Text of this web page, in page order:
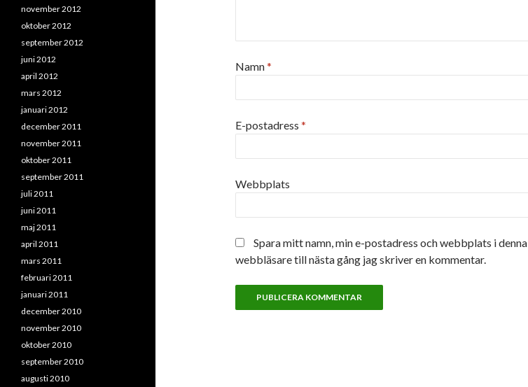
Namn*
E-postadress *
Webbplats
Spara mitt namn, min e-postadress och webbplats i denna
webbläsare till nästa gång jag skriver en kommentar.
november 2012
oktober 2012
september 2012
juni 2012
april 2012
mars 2012
januari 2012
december 2011
november 2011
oktober 2011
september 2011
juli 2011
juni 2011
maj 2011
april 2011
mars 2011
februari 2011
januari 2011
december 2010
november 2010
oktober 2010
september 2010
augusti 2010